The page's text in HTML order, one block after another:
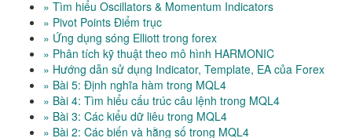
» Tìm hiểu Oscillators & Momentum Indicators
» Pivot Points Điểm trục
» Ứng dụng sóng Elliott trong forex
» Phân tích kỹ thuật theo mô hình HARMONIC
» Hướng dẫn sử dụng Indicator, Template, EA của Forex
» Bài 5: Định nghĩa hàm trong MQL4
» Bài 4: Tìm hiểu cấu trúc câu lệnh trong MQL4
» Bài 3: Các kiểu dữ liêu trong MQL4
» Bài 2: Các biến và hằng số trong MQL4